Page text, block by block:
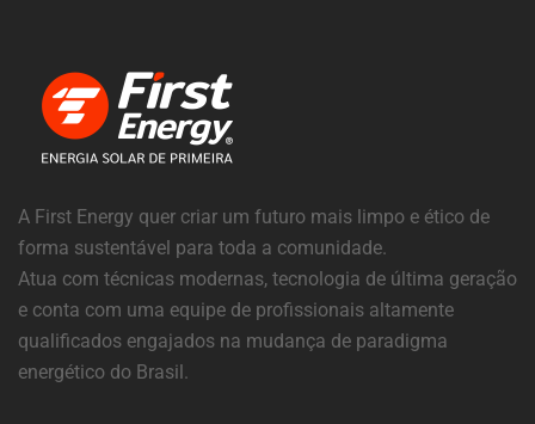
A First Energy quer criar um futuro mais limpo e ético de
forma sustentável para toda a comunidade.
Atua com técnicas modernas, tecnologia de última geração
e conta com uma equipe de profissionais altamente
qualificados engajados na mudança de paradigma
energético do Brasil.